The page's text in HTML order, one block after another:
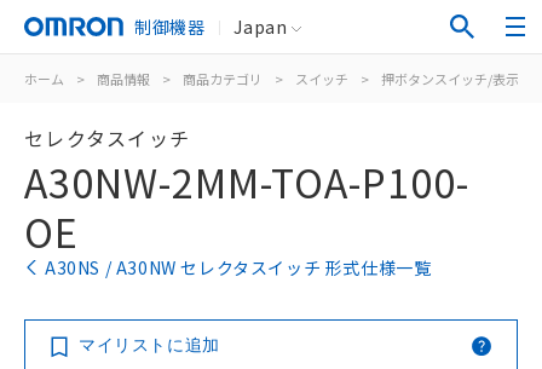
制御機器 Japan
ホーム > 商品情報 > 商品カテゴリ > スイッチ > 押ボタンスイッチ/表示灯
セレクタスイッチ
A30NW-2MM-TOA-P100-
OE
A30NS / A30NW セレクタスイッチ 形式仕様一覧
マイリストに追加